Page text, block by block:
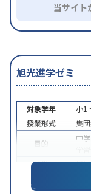
当サイト
旭光進学ゼミ
対象学年 小1
授業形式
集
目的
中
学
特徴
授